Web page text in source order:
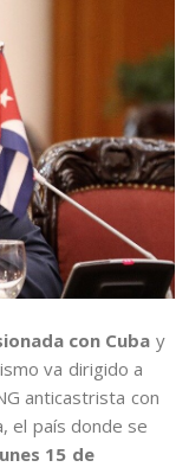
con Cuba y
va dirigido a
anticastrista con
el país donde se
15 de